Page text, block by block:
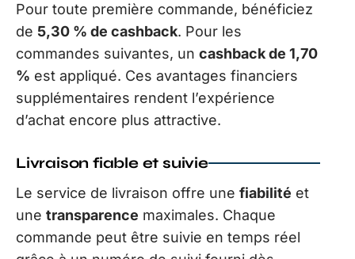
Pour toute première commande, bénéficiez
de 5,30 % de cashback. Pour les
commandes suivantes, un cashback de 1,70
% est appliqué. Ces avantages financiers
supplémentaires rendent l’expérience
d’achat encore plus attractive.
Livraison fiable et suivie
Le service de livraison offre une fiabilité et
une transparence maximales. Chaque
commande peut être suivie en temps réel